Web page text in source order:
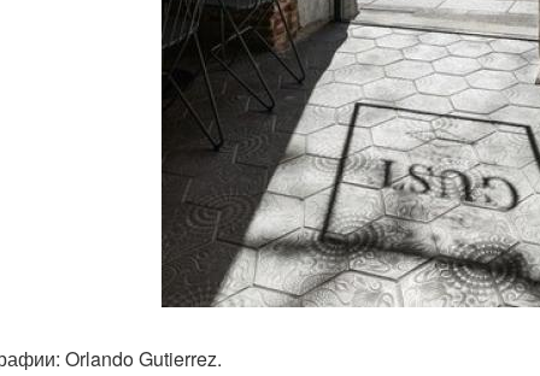
Orlando Gutierrez.